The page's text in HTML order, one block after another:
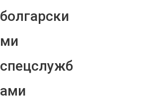
болгарски
ми
спецслужб
ами